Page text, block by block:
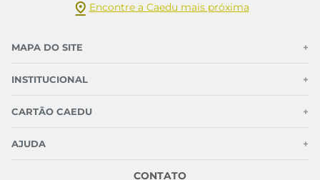
Encontre a Caedu mais próxima
MAPA DO SITE +
INSTITUCIONAL +
CARTÃO CAEDU +
AJUDA +
CONTATO